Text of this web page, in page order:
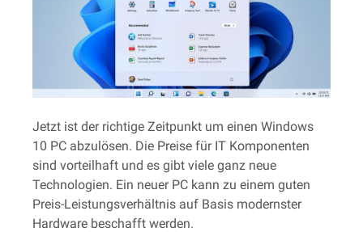
Jetzt ist der richtige Zeitpunkt um einen Windows
10 PC abzulösen. Die Preise für IT Komponenten
sind vorteilhaft und es gibt viele ganz neue
Technologien. Ein neuer PC kann zu einem guten
Preis-Leistungsverhältnis auf Basis modernster
Hardware beschafft werden.